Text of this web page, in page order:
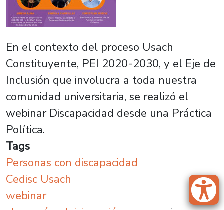
En el contexto del proceso Usach
Constituyente, PEI 2020-2030, y el Eje de
Inclusión que involucra a toda nuestra
comunidad universitaria, se realizó el
webinar Discapacidad desde una Práctica
Política.
Tags
Personas con discapacidad
Cedisc Usach
webinar